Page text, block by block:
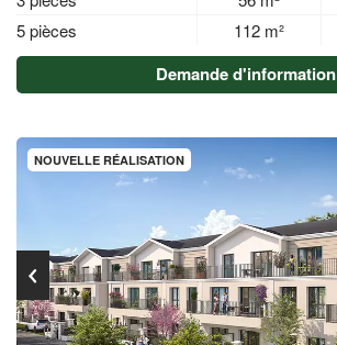
5 pièces 112 m²
Demande d'information
NOUVELLE RÉALISATION